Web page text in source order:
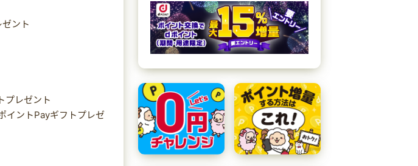
ント
プレゼント
イントPayギフトプレゼ